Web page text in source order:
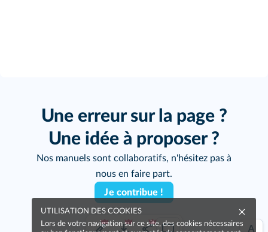
Une erreur sur la page ?
Une idée à proposer ?
Nos manuels sont collaboratifs, n'hésitez pas à
nous en faire part.
Je contribue !
UTILISATION DES COOKIES
Lors de votre navigation sur ce site, des cookies nécessaires